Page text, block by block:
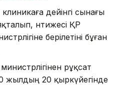
дейінгі сынағы
нәтижесі ҚР
берілетіні бұған
рұқсат
жылдың 20 қыркүйегінде